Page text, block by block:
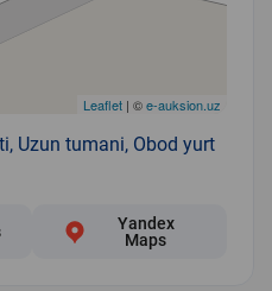
Leaflet| ©e-auksion.uz
Uzun tumani, Obod yurt
Yandex
Maps